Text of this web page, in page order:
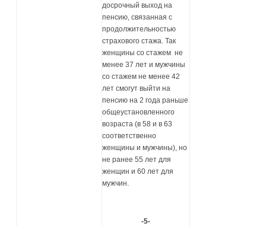
досрочный выход на
пенсию, связанная с
продолжительностью
страхового стажа. Так
женщины со стажем не
менее 37 лет и мужчины
со стажем не менее 42
лет смогут выйти на
пенсию на 2 года раньше
общеустановленного
возраста (в 58 и в 63
соответственно
женщины и мужчины), но
не ранее 55 лет для
женщин и 60 лет для
мужчин.
-5-